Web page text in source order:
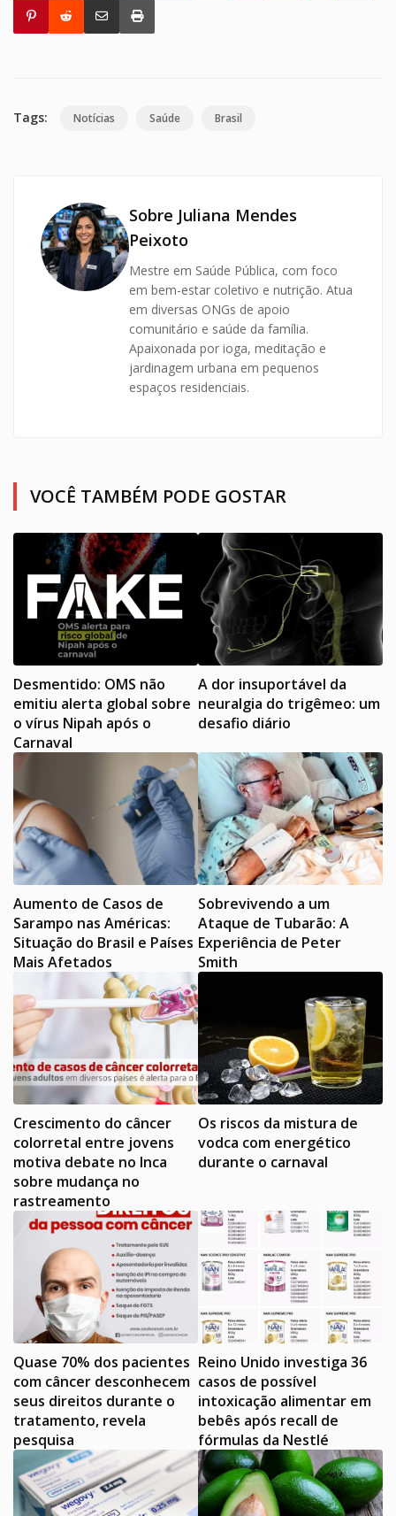
Tags: Notícias Saúde Brasil
Sobre Juliana Mendes
Peixoto
Mestre em Saúde Pública, com foco
em bem-estar coletivo e nutrição. Atua
em diversas ONGs de apoio
comunitário e saúde da família.
Apaixonada por ioga, meditação e
jardinagem urbana em pequenos
espaços residenciais.
VOCÊ TAMBÉM PODE GOSTAR
Desmentido: OMS não
emitiu alerta global sobre
o vírus Nipah após o
Carnaval
A dor insuportável da
neuralgia do trigêmeo: um
desafio diário
Aumento de Casos de
Sarampo nas Américas:
Situação do Brasil e Países
Mais Afetados
Sobrevivendo a um
Ataque de Tubarão: A
Experiência de Peter
Smith
Crescimento do câncer
colorretal entre jovens
motiva debate no Inca
sobre mudança no
rastreamento
Os riscos da mistura de
vodca com energético
durante o carnaval
Quase 70% dos pacientes
com câncer desconhecem
seus direitos durante o
tratamento, revela
pesquisa
Reino Unido investiga 36
casos de possível
intoxicação alimentar em
bebês após recall de
fórmulas da Nestlé